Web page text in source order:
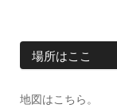
場所はここ
地図はこちら。